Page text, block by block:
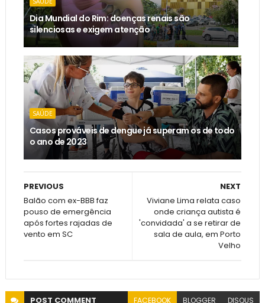
Dia Mundial do Rim: doenças renais são
silenciosas e exigem atenção
SAÚDE
Casos prováveis de dengue já superam os de todo
o ano de 2023
NEXT
Viviane Lima relata caso
onde criança autista é
'convidada' a se retirar de
sala de aula, em Porto
Velho
PREVIOUS
Balão com ex-BBB faz
pouso de emergência
após fortes rajadas de
vento em SC
POST COMMENT FACEBOOK BLOGGER DISQUS